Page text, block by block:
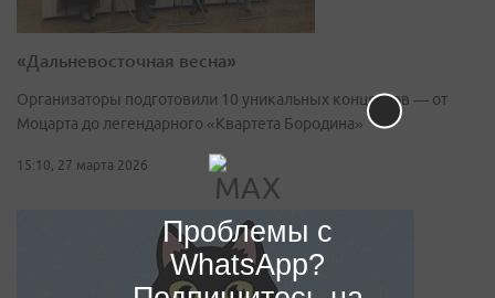
«Дальневосточная весна»
Организаторы подготовили 10 уникальных концертов — от
Моцарта до легендарного «Квартета Бородина»
15:10, 27 марта 2026
Проблемы с
WhatsApp?